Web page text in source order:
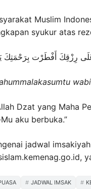
Muslim
syukur atas
رِزْقِكَ أَفْطَرْت بِرَحْمَتِكَ
Dzat yang Maha
aku berbuka.”
jadwal
JADWAL IMSAK